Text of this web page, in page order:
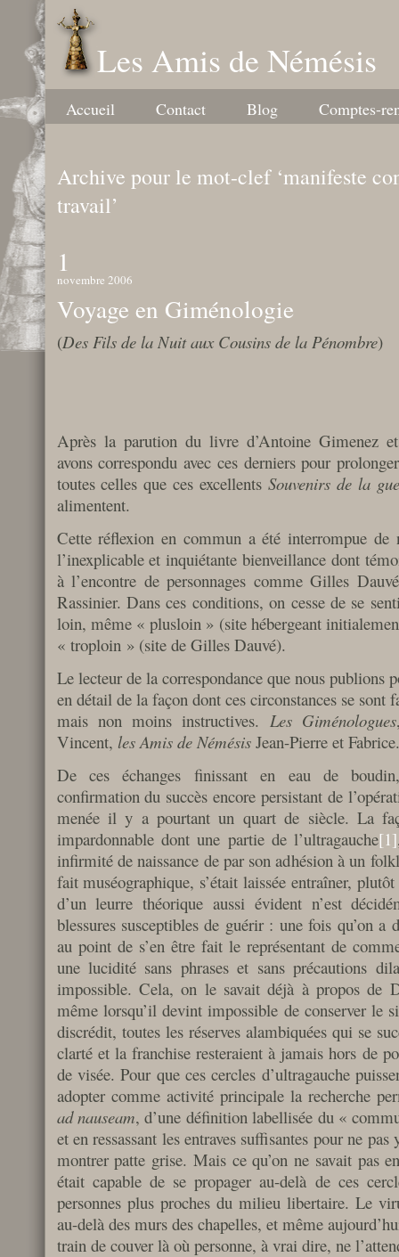
Les Amis de Némésis
Accueil Contact Blog Comptes-
Archive pour le mot-clef ‘manifeste
travail’
1
novembre 2006
Voyage en Giménologie
(Des Fils de la Nuit aux Cousins de la Pénombre)
Après la parution du livre d’Antoine Gimenez
avons correspondu avec ces derniers pour
toutes celles que ces excellentsSouvenirs de la
alimentent.
Cette réflexion en commun a été interrompue
l’inexplicable et inquiétante bienveillance dont
à l’encontre de personnages comme Gilles
Rassinier. Dans ces conditions, on cesse de se
loin, même « plusloin » (site hébergeant
« troploin » (site de Gilles Dauvé).
Le lecteur de la correspondance que nous publions
en détail de la façon dont ces circonstances se sont
mais non moins instructives. Les Giménologues
Vincent, les Amis de NémésisJean-Pierre et Fabrice.
De ces échanges finissant en eau de
confirmation du succès encore persistant de
menée il y a pourtant un quart de siècle. La
impardonnable dont une partie de l’ultragauche[1]
infirmité de naissance de par son adhésion à un
fait muséographique, s’était laissée entraîner,
d’un leurre théorique aussi évident n’est
blessures susceptibles de guérir : une fois qu’on a
au point de s’en être fait le représentant de
une lucidité sans phrases et sans précautions
impossible. Cela, on le savait déjà à propos de
même lorsqu’il devint impossible de conserver le
discrédit, toutes les réserves alambiquées qui se
clarté et la franchise resteraient à jamais hors de
de visée. Pour que ces cercles d’ultragauche
adopter comme activité principale la recherche
ad nauseam, d’une définition labellisée du «
et en ressassant les entraves suffisantes pour ne
montrer patte grise. Mais ce qu’on ne savait pas
était capable de se propager au-delà de ces
personnes plus proches du milieu libertaire. Le
au-delà des murs des chapelles, et même
train de couver là où personne, à vrai dire, ne